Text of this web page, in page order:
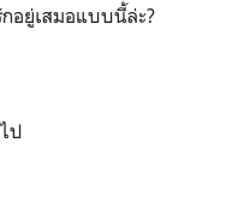
อยู่เสมอแบบนี้ล่ะ?
ป